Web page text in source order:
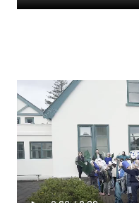
Stundaskrár
Valgreinar
Umsókn um val utanskóla